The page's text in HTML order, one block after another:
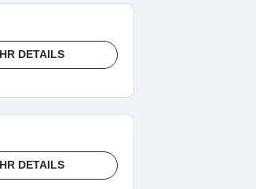
DETAILS
DETAILS